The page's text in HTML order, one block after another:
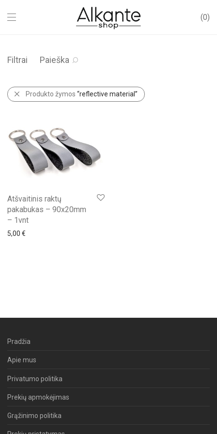
0
Filtrai Paieška
Produkto žymos “reflective material”
Atšvaitinis raktų
pakabukas – 90x20mm
– 1vnt
5,00 €
Pradžia
Apie mus
Privatumo politika
Prekių apmokėjimas
Grąžinimo politika